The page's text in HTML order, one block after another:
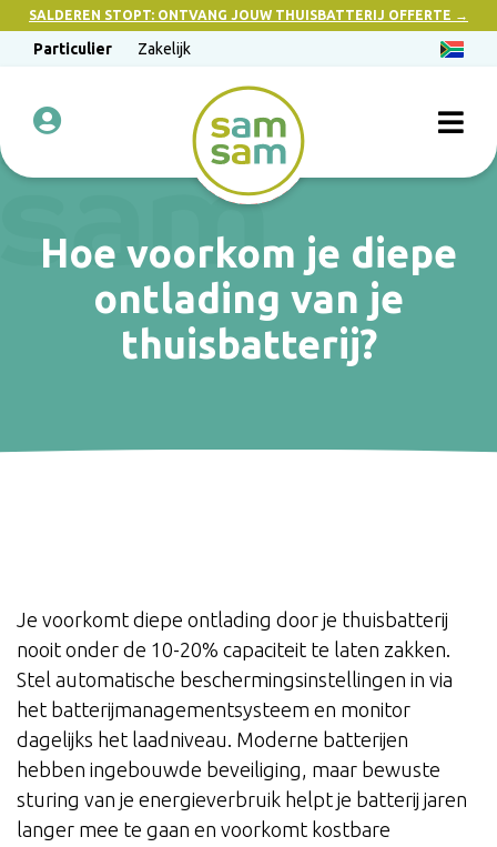
SALDEREN STOPT: ONTVANG JOUW THUISBATTERIJ OFFERTE →
Particulier Zakelijk
Hoe voorkom je diepe
ontlading van je
thuisbatterij?
Je voorkomt diepe ontlading door je thuisbatterij
nooit onder de 10-20% capaciteit te laten zakken.
Stel automatische beschermingsinstellingen in via
het batterijmanagementsysteem en monitor
dagelijks het laadniveau. Moderne batterijen
hebben ingebouwde beveiliging, maar bewuste
sturing van je energieverbruik helpt je batterij jaren
langer mee te gaan en voorkomt kostbare